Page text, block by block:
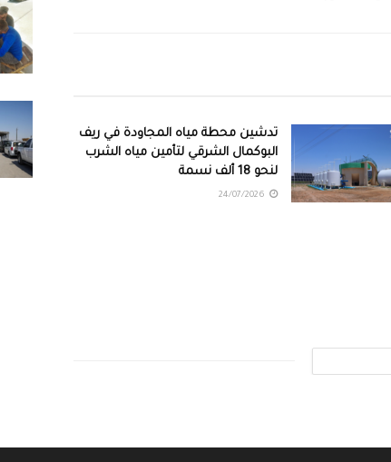
تدشين محطة مياه المجاودة في ريف
البوكمال الشرقي لتأمين مياه الشرب
لنحو 18 ألف نسمة